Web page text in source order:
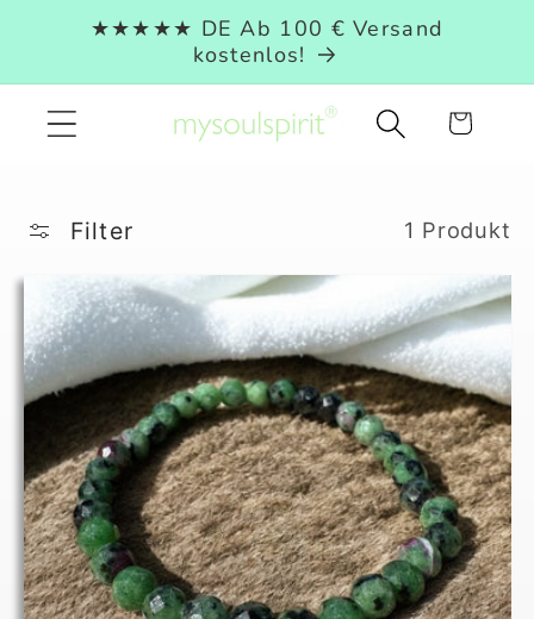
zum★★★★★ DE Ab 100 € Versand
kostenlos!
Warenkorb
Filter 1 Produkt